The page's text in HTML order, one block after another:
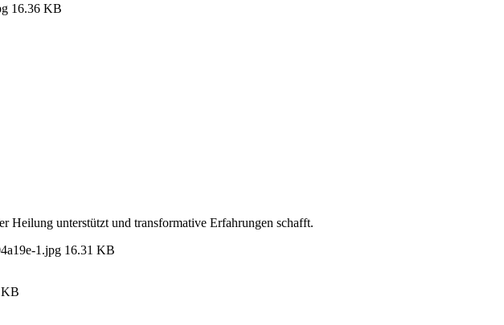
16.36 KB
Heilung unterstützt und transformative Erfahrungen schafft.
1.jpg 16.31 KB
KB